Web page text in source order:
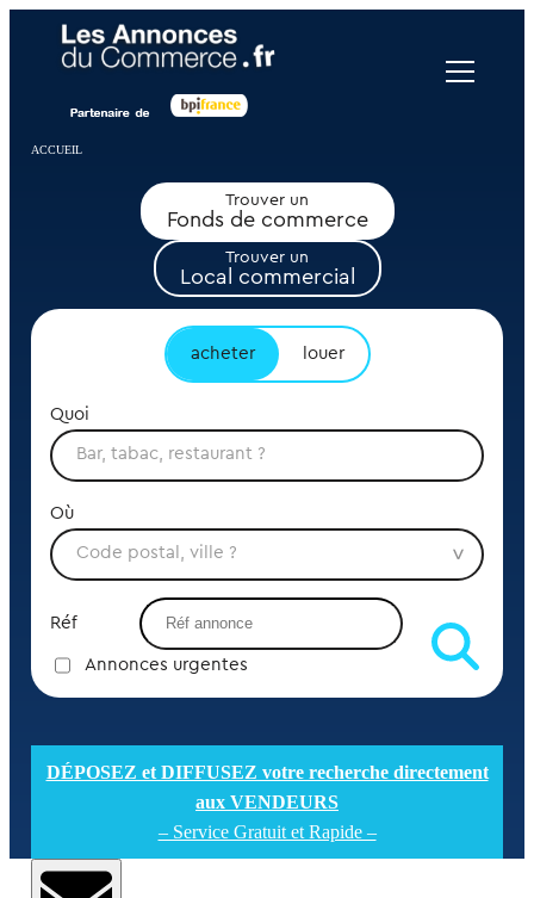
ACCUEIL
Trouver un
Fonds de commerce
Trouver un
Local commercial
acheter louer
Quoi
Où
Réf
Annonces urgentes
DÉPOSEZ et DIFFUSEZ votre recherche directement
aux VENDEURS
– Service Gratuit et Rapide –
Panneau de gestion des cookies